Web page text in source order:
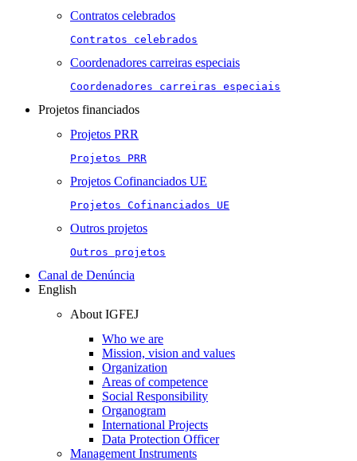
Contratos celebrados
Contratos celebrados
Coordenadores carreiras especiais
Coordenadores carreiras especiais
Projetos financiados
Projetos PRR
Projetos PRR
Projetos Cofinanciados UE
Projetos Cofinanciados UE
Outros projetos
Outros projetos
Canal de Denúncia
English
About IGFEJ
Who we are
Mission, vision and values
Organization
Areas of competence
Social Responsibility
Organogram
International Projects
Data Protection Officer
Management Instruments